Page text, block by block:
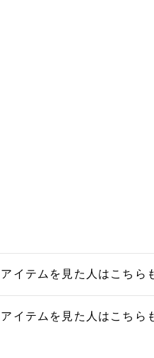
イテムを見た人はこちら
イテムを見た人はこちら